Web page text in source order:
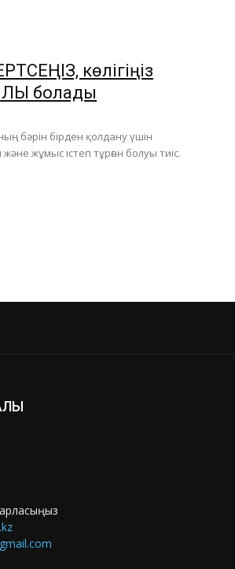
көлігіңіз
болады
бәрін бірден қолдану үшін
жұмыс істеп тұрған болуы тиіс.